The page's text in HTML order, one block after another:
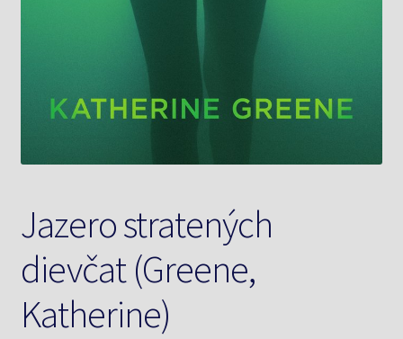
Jazero stratených
dievčat (Greene,
Katherine)